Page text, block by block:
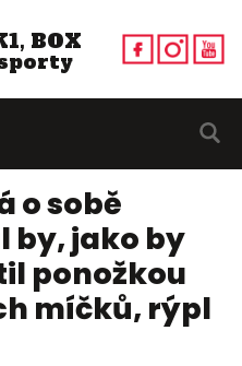
BOX
o sobě
by, jako by
ponožkou
míčků, rýpl